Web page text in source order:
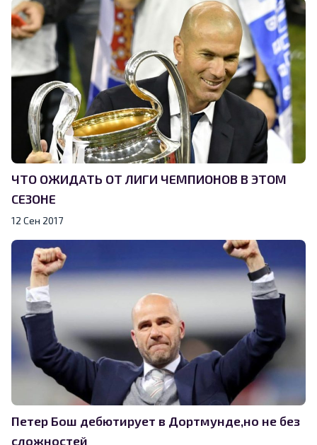
ЧТО ОЖИДАТЬ ОТ ЛИГИ ЧЕМПИОНОВ В ЭТОМ
СЕЗОНЕ
12 Сен 2017
Петер Бош дебютирует в Дортмунде,но не без
сложностей